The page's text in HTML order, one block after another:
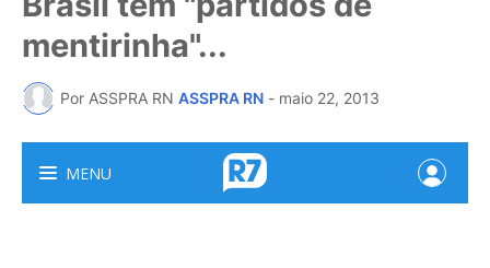
mentirinha"...
Por ASSPRA RN ASSPRA RN - maio 22, 2013